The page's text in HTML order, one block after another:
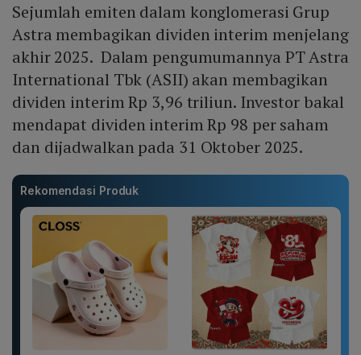
Sejumlah emiten dalam konglomerasi Grup
Astra membagikan dividen interim menjelang
akhir 2025. Dalam pengumumannya PT Astra
International Tbk (ASII) akan membagikan
dividen interim Rp 3,96 triliun. Investor bakal
mendapat dividen interim Rp 98 per saham
dan dijadwalkan pada 31 Oktober 2025.
Rekomendasi Produk